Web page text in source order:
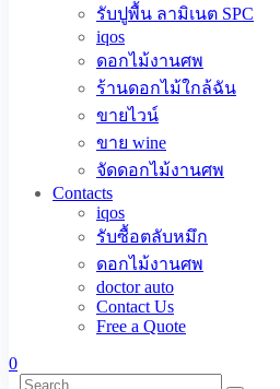
รับปูพื้น ลามิเนต SPC
iqos
ดอกไม้งานศพ
ร้านดอกไม้ใกล้ฉัน
ขายไวน์
ขาย wine
จัดดอกไม้งานศพ
Contacts
iqos
รับซื้อตลับหมึก
ดอกไม้งานศพ
doctor auto
Contact Us
Free a Quote
0